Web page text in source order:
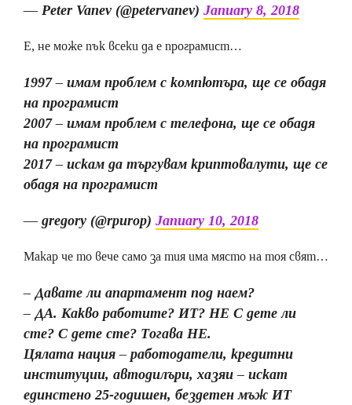
— Peter Vanev (@petervanev) January 8, 2018
Е, не може пък всеки да е програмист…
1997 – имам проблем с компютъра, ще се обадя
на програмист
2007 – имам проблем с телефона, ще се обадя
на програмист
2017 – искам да търгувам криптовалути, ще се
обадя на програмист
— gregory (@rpurop) January 10, 2018
Макар че то вече само за тия има място на тоя свят…
– Давате ли апартамент под наем?
– ДА. Какво работите? ИТ? НЕ С дете ли
сте? С дете сте? Тогава НЕ.
Цялата нация – работодатели, кредитни
институции, автодилъри, хазяи – искат
единстено 25-годишен, бездетен мъж ИТ